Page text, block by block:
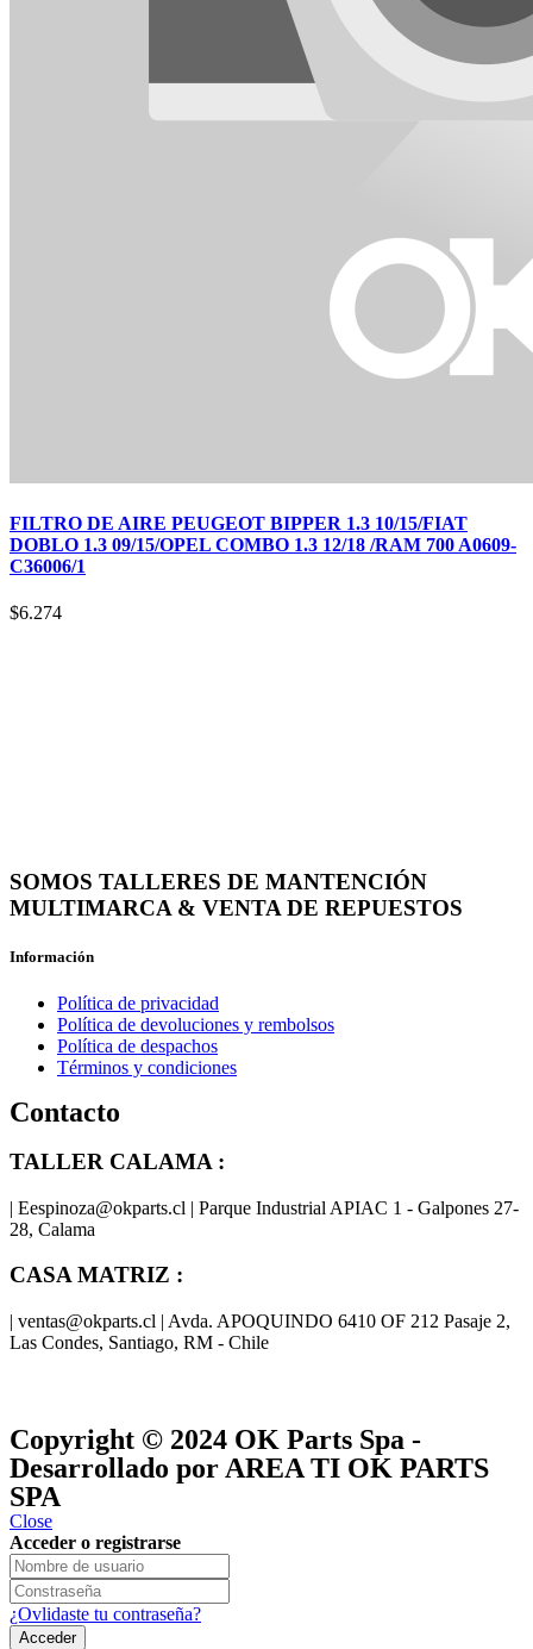
FILTRO DE AIRE PEUGEOT BIPPER 1.3 10/15/FIAT
DOBLO 1.3 09/15/OPEL COMBO 1.3 12/18 /RAM 700 A0609-
C36006/1
$6.274
SOMOS TALLERES DE MANTENCIÓN
MULTIMARCA & VENTA DE REPUESTOS
Información
Política de privacidad
Política de devoluciones y rembolsos
Política de despachos
Términos y condiciones
Contacto
TALLER CALAMA :
| Eespinoza@okparts.cl | Parque Industrial APIAC 1 - Galpones 27-
28, Calama
CASA MATRIZ :
| ventas@okparts.cl | Avda. APOQUINDO 6410 OF 212 Pasaje 2,
Las Condes, Santiago, RM - Chile
Copyright © 2024 OK Parts Spa -
Desarrollado por AREA TI OK PARTS
SPA
Close
Acceder o registrarse
¿Ovlidaste tu contraseña?